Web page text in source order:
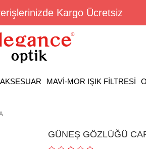
Kargo Ücretsiz
AKSESUAR MAVİ-MOR IŞIK FİLTRESİ
GÜNEŞ GÖZLÜĞÜ